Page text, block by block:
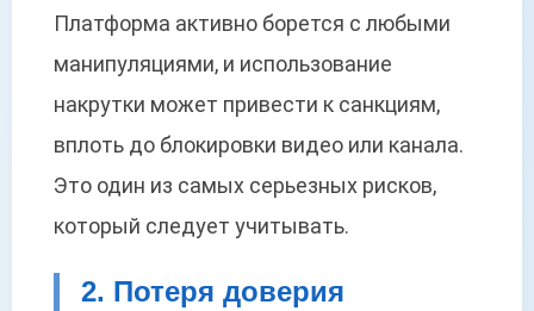
Платформа активно борется с любыми
манипуляциями, и использование
накрутки может привести к санкциям,
вплоть до блокировки видео или канала.
Это один из самых серьезных рисков,
который следует учитывать.
2. Потеря доверия